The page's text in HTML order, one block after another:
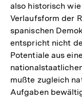
der
also historisch
Verlaufsform der
spanischen
entspricht nicht
Potentiale aus
mußte zugleich
Aufgaben